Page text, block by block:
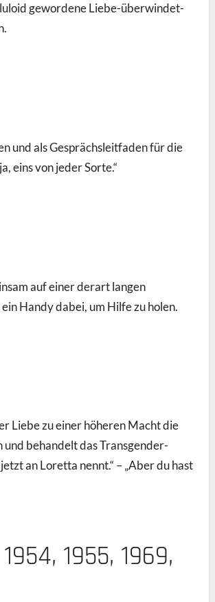
gewordene Liebe-überwindet-
und als Gesprächsleitfaden für die
eins von jeder Sorte.“
auf einer derart langen
Handy dabei, um Hilfe zu holen.
Liebe zu einer höheren Macht die
behandelt das Transgender-
an Loretta nennt.“ – „Aber du hast
1955, 1969,